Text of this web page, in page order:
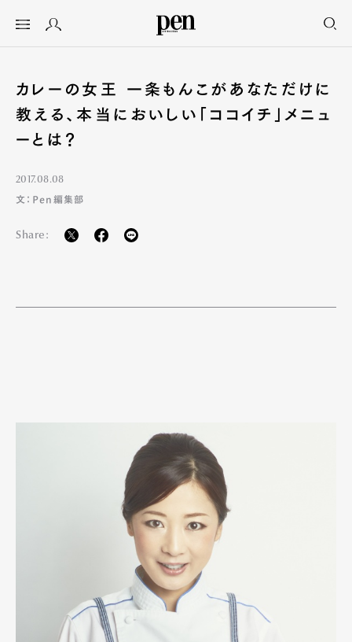
カレーの女王 一条もんこがあなただけに
教える、本当においしい「ココイチ」メニュ
ーとは？
2017.08.08
文：Pen編集部
Share: